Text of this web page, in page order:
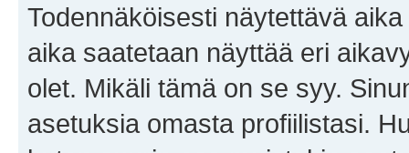
Todennäköisesti näytettävä
aika saatetaan näyttää eri
olet. Mikäli tämä on se syy.
asetuksia omasta profiilistasi.